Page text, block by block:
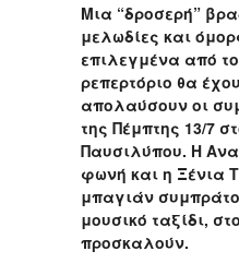
Μια “δροσερή”
μελωδίες και
επιλεγμένα από
ρεπερτόριο θα
απολαύσουν οι
της Πέμπτης 13/7
Παυσιλύπου. Η
φωνή και η Ξένια
μπαγιάν
μουσικό ταξίδι,
προσκαλούν.